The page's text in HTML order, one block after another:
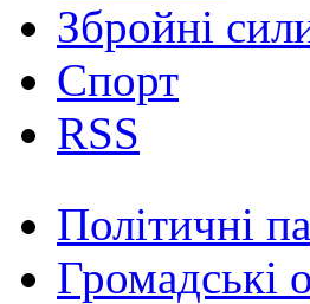
Збройні
Спорт
RSS
Політичні
Громадські